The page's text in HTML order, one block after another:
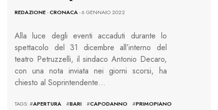
REDAZIONE-CRONACA- 6 GENNAIO 2022
Alla luce degli eventi accaduti durante lo
spettacolo del 31 dicembre all’interno del
teatro Petruzzelli, il sindaco Antonio Decaro,
con una nota inviata nei giorni scorsi, ha
chiesto al Soprintendente…
TAGS: #APERTURA #BARI #CAPODANNO #PRIMOPIANO